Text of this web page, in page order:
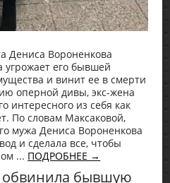
Дениса Вороненкова
его бывшей
и винит ее в смерти
оперной дивы, экс-жена
интересного из себя как
По словам Максаковой,
мужа Дениса Вороненкова
и сделала все, чтобы
... ПОДРОБНЕЕ →
обвинила бывшую